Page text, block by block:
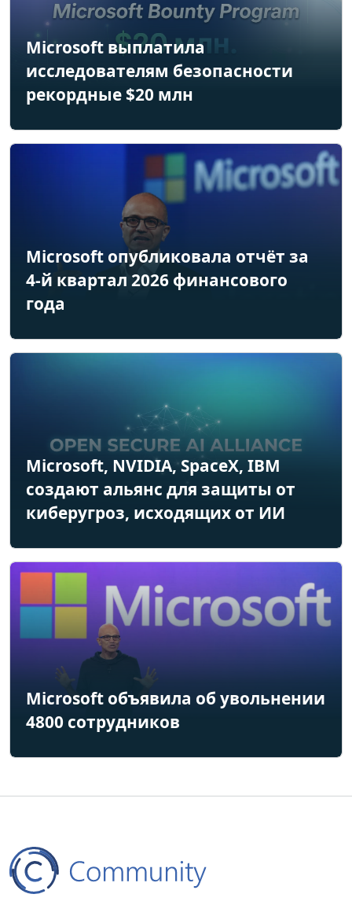
Microsoft выплатила
исследователям безопасности
рекордные $20 млн
Microsoft опубликовала отчёт за
4-й квартал 2026 финансового
года
Microsoft, NVIDIA, SpaceX, IBM
создают альянс для защиты от
киберугроз, исходящих от ИИ
Microsoft объявила об увольнении
4800 сотрудников